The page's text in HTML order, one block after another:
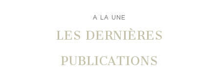
A LA UNE
LES DERNIÈRES
PUBLICATIONS